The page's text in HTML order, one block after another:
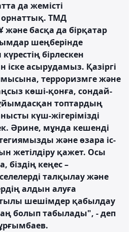
да жемісті
ТМД
және басқа да бірқатар
шеңберінде
бірлескен
асырудамыз. Қазіргі
терроризмге және
көші-қонға, сондай-
топтардың
күш-жігерімізді
Әрине, мұнда кешенді
және өзара іс-
жетілдіру қажет. Осы
біздің кеңес –
талқылау және
алдын алуға
шешімдер қабылдау
болып табылады", - деп